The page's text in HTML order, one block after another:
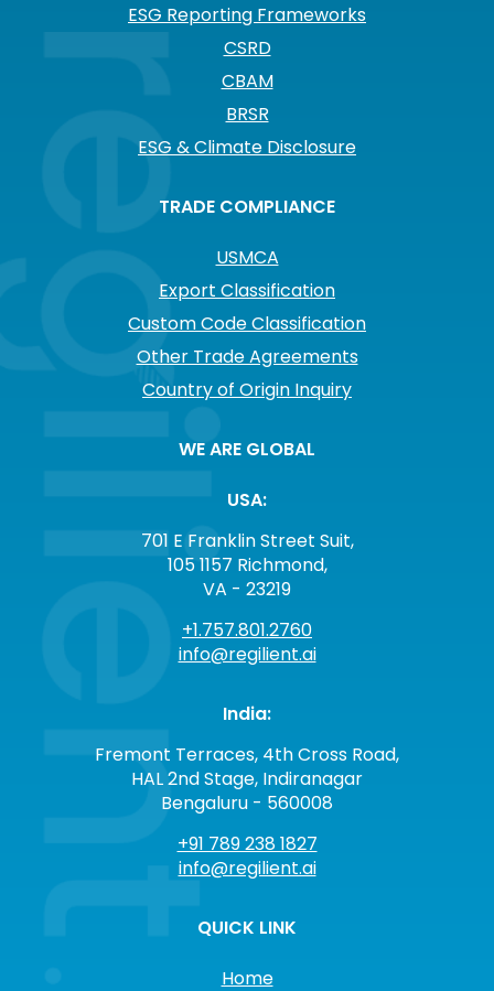
ESG Reporting Frameworks
CSRD
CBAM
BRSR
ESG & Climate Disclosure
TRADE COMPLIANCE
USMCA
Export Classification
Custom Code Classification
Other Trade Agreements
Country of Origin Inquiry
WE ARE GLOBAL
USA:
701 E Franklin Street Suit,
105 1157 Richmond,
VA - 23219
+1.757.801.2760
info@regilient.ai
India:
Fremont Terraces, 4th Cross Road,
HAL 2nd Stage, Indiranagar
Bengaluru - 560008
+91 789 238 1827
info@regilient.ai
QUICK LINK
Home